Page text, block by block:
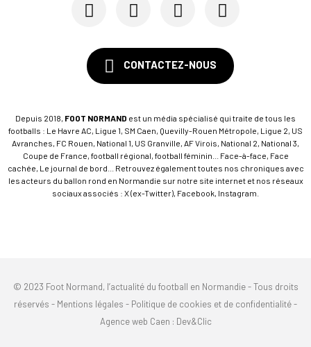
Thibault Moulin, Adama Sidibé et Joël Lembo, re...
CONTACTEZ-NOUS
Depuis 2018, FOOT NORMAND est un média spécialisé qui traite de tous les
footballs : Le Havre AC, Ligue 1, SM Caen, Quevilly-Rouen Métropole, Ligue 2, US
Avranches, FC Rouen, National 1, US Granville, AF Virois, National 2, National 3,
Coupe de France, football régional, football féminin... Face-à-face, Face
cachée, Le journal de bord... Retrouvez également toutes nos chroniques avec
les acteurs du ballon rond en Normandie sur notre site internet et nos réseaux
sociaux associés : X (ex-Twitter), Facebook, Instagram.
© 2023 Foot Normand, l’actualité du football en Normandie - Tous droits
réservés - Mentions légales - Politique de cookies et de confidentialité-
Agence web Caen : Dev&Clic